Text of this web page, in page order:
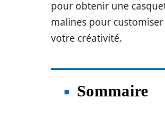
pour obtenir une
malines pour
votre créativité.
Sommaire